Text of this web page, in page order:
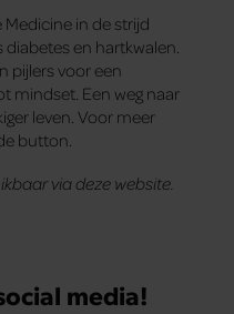
in de strijd
en hartkwalen.
pijlers voor een
mindset. Een weg naar
leven. Voor meer
button.
via deze website.
media!